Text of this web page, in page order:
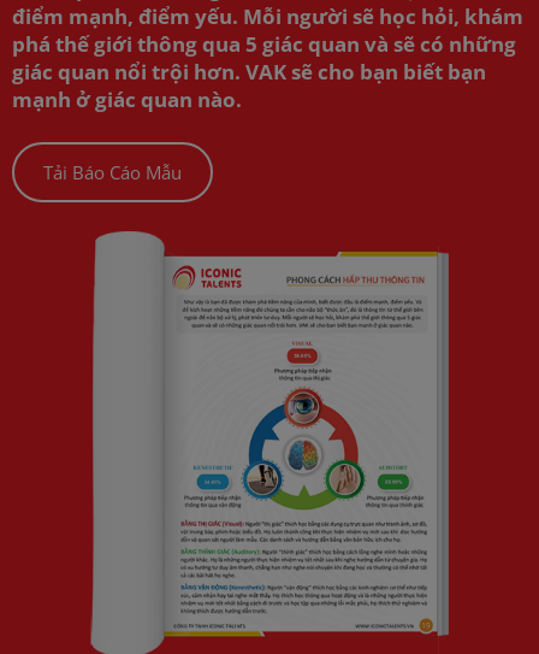
điểm mạnh, điểm yếu. Mỗi người sẽ học hỏi, khám
phá thế giới thông qua 5 giác quan và sẽ có những
giác quan nổi trội hơn. VAK sẽ cho bạn biết bạn
mạnh ở giác quan nào.
Tải Báo Cáo Mẫu